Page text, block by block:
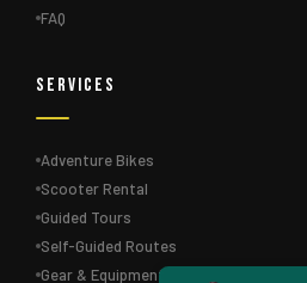
FAQ
Services
Adventure Bikes
Scooter Rental
Guided Tours
Self-Guided Routes
Gear & Equipment